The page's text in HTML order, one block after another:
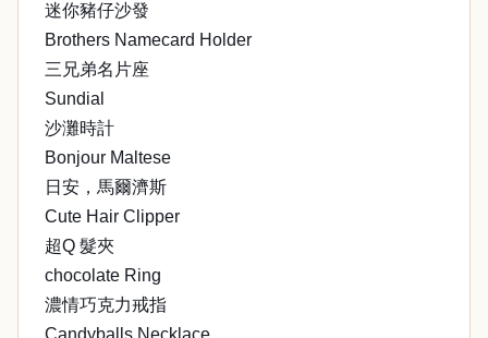
迷你豬仔沙發
Brothers Namecard Holder
三兄弟名片座
Sundial
沙灘時計
Bonjour Maltese
日安，馬爾濟斯
Cute Hair Clipper
超Q 髮夾
chocolate Ring
濃情巧克力戒指
Candyballs Necklace